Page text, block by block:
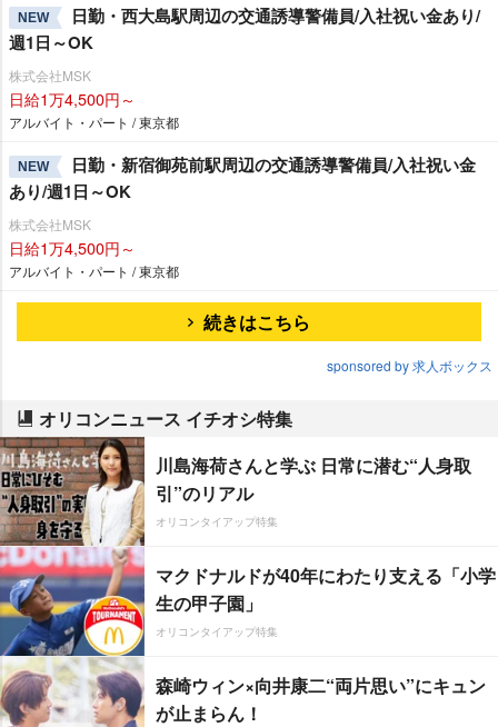
NEW
日勤・西大島駅周辺の交通誘導警備員/入社祝い金あり/
週1日～OK
株式会社MSK
日給1万4,500円～
アルバイト・パート / 東京都
NEW
日勤・新宿御苑前駅周辺の交通誘導警備員/入社祝い金
あり/週1日～OK
株式会社MSK
日給1万4,500円～
アルバイト・パート / 東京都
続きはこちら
sponsored by 求人ボックス
オリコンニュース イチオシ特集
川島海荷さんと学ぶ 日常に潜む“人身取
引”のリアル
オリコンタイアップ特集
マクドナルドが40年にわたり支える「小学
生の甲子園」
オリコンタイアップ特集
森崎ウィン×向井康二“両片思い”にキュン
が止まらん！